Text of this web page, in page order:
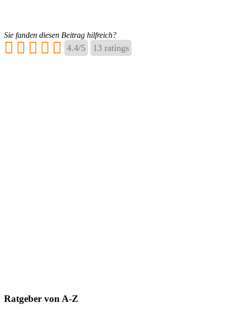
Sie fanden diesen Beitrag hilfreich?
4.4/5 13 ratings
Ratgeber von A-Z